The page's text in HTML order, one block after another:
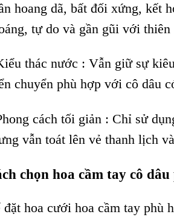
hoang dã, bất đối xứng, kết
tự do và gần gũi với thiên
thác nước : Vẫn giữ sự
chuyển phù hợp với cô dâu
cách tối giản : Chỉ sử
vẫn toát lên vẻ thanh lịch
chọn hoa cầm tay cô
hoa cưới hoa cầm tay phù